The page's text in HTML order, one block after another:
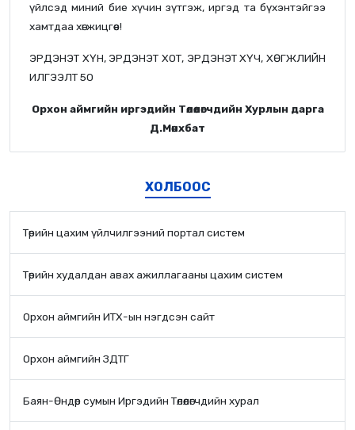
үйлсэд миний бие хүчин зүтгэж, иргэд та бүхэнтэйгээ
хамтдаа хөгжицгөөе!
ЭРДЭНЭТ ХҮН, ЭРДЭНЭТ ХОТ, ЭРДЭНЭТ ХҮЧ, ХӨГЖЛИЙН
ИЛГЭЭЛТ 50
Орхон аймгийн иргэдийн Төлөөлөгчдийн Хурлын дарга
Д.Мөнхбат
ХОЛБООС
Төрийн цахим үйлчилгээний портал систем
Төрийн худалдан авах ажиллагааны цахим систем
Орхон аймгийн ИТХ-ын нэгдсэн сайт
Орхон аймгийн ЗДТГ
Баян-Өндөр сумын Иргэдийн Төлөөлөгчдийн хурал